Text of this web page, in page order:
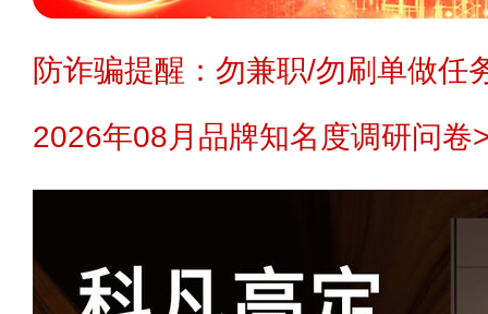
防诈骗提醒：勿兼职/勿刷单做任
2026年08月品牌知名度调研问卷